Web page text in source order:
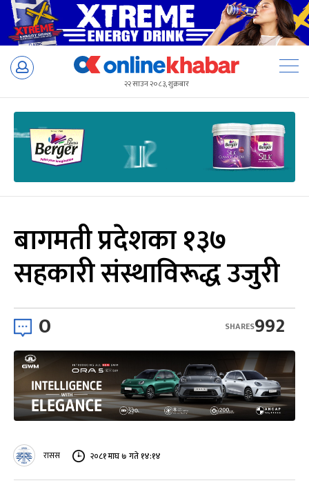
Skip
२२ साउन २०८३, शुक्रबार
बागमती प्रदेशका १३७
सहकारी संस्थाविरूद्ध उजुरी
0 992
SHARES
रासस २०८१ माघ ७ गते १४:१४